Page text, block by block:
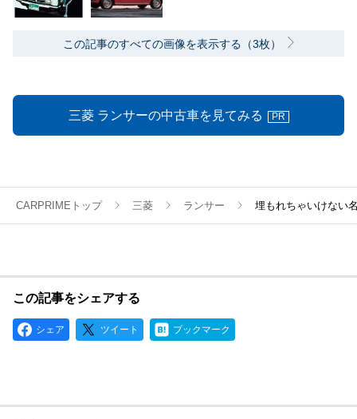
この記事のすべての画像を表示する（3枚）
三菱 ランサーの中古車を見てみる PR
CARPRIMEトップ 三菱 ランサー 埋もれちゃいけない
この記事をシェアする
シェア ツイート ブックマーク